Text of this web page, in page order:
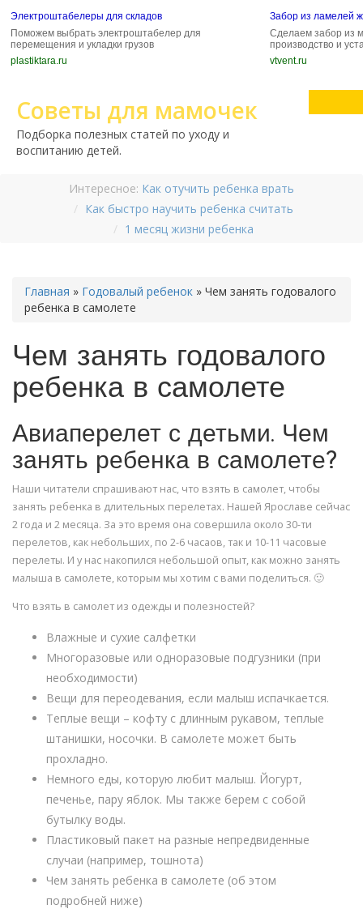
Электроштабелеры для складов
Поможем выбрать электроштабелер для
перемещения и укладки грузов
plastiktara.ru
Забор из ламелей
Сделаем забор из
производство и
vtvent.ru
Советы для мамочек
Подборка полезных статей по уходу и
воспитанию детей.
Интересное: Как отучить ребенка врать
Как быстро научить ребенка считать
1 месяц жизни ребенка
Главная » Годовалый ребенок » Чем занять годовалого
ребенка в самолете
Чем занять годовалого
ребенка в самолете
Авиаперелет с детьми. Чем
занять ребенка в самолете?
Наши читатели спрашивают нас, что взять в самолет, чтобы
занять ребенка в длительных перелетах. Нашей Ярославе сейчас
2 года и 2 месяца. За это время она совершила около 30-ти
перелетов, как небольших, по 2-6 часаов, так и 10-11 часовые
перелеты. И у нас накопился небольшой опыт, как можно занять
малыша в самолете, которым мы хотим с вами поделиться. 🙂
Что взять в самолет из одежды и полезностей?
Влажные и сухие салфетки
Многоразовые или одноразовые подгузники (при
необходимости)
Вещи для переодевания, если малыш испачкается.
Теплые вещи – кофту с длинным рукавом, теплые
штанишки, носочки. В самолете может быть
прохладно.
Немного еды, которую любит малыш. Йогурт,
печенье, пару яблок. Мы также берем с собой
бутылку воды.
Пластиковый пакет на разные непредвиденные
случаи (например, тошнота)
Чем занять ребенка в самолете (об этом
подробней ниже)